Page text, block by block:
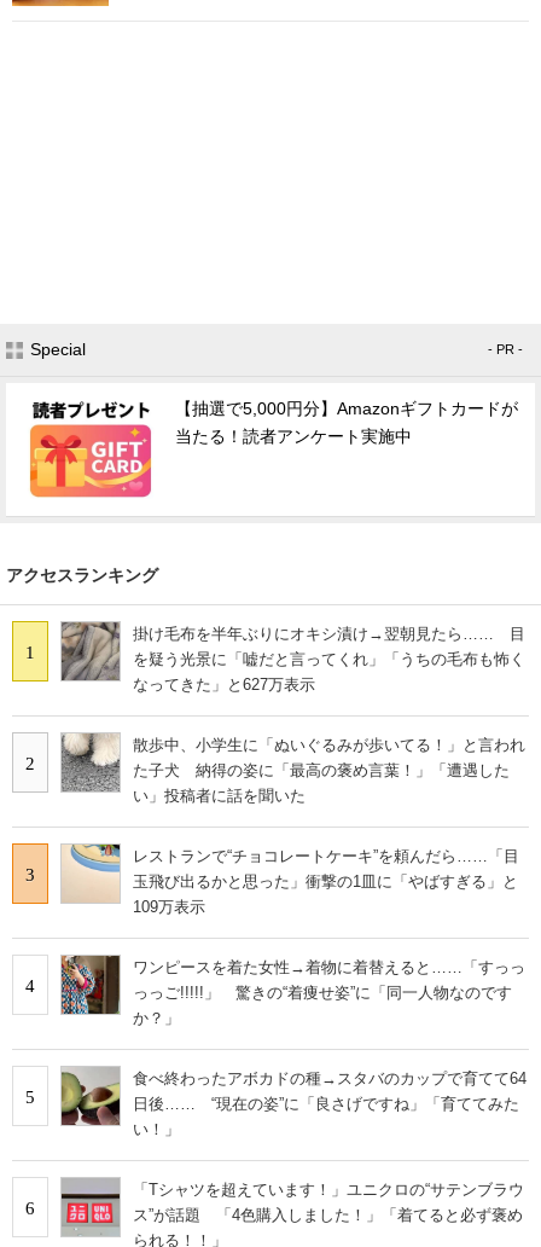
Special - PR -
【抽選で5,000円分】Amazonギフトカードが
当たる！読者アンケート実施中
アクセスランキング
1
掛け毛布を半年ぶりにオキシ漬け→翌朝見たら…… 目
を疑う光景に「嘘だと言ってくれ」「うちの毛布も怖く
なってきた」と627万表示
2
散歩中、小学生に「ぬいぐるみが歩いてる！」と言われ
た子犬 納得の姿に「最高の褒め言葉！」「遭遇した
い」投稿者に話を聞いた
3
レストランで“チョコレートケーキ”を頼んだら……「目
玉飛び出るかと思った」衝撃の1皿に「やばすぎる」と
109万表示
4
ワンピースを着た女性→着物に着替えると……「すっっ
っっご!!!!!」 驚きの“着痩せ姿”に「同一人物なのです
か？」
5
食べ終わったアボカドの種→スタバのカップで育てて64
日後…… “現在の姿”に「良さげですね」「育ててみた
い！」
6
「Tシャツを超えています！」ユニクロの“サテンブラウ
ス”が話題 「4色購入しました！」「着てると必ず褒め
られる！！」